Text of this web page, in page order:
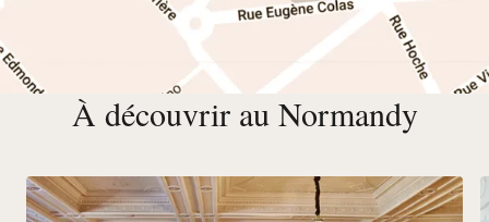
À découvrir au Normandy